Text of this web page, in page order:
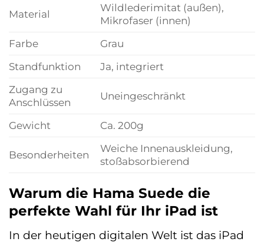
Material
Wildlederimitat (außen),
Mikrofaser (innen)
Farbe
Grau
Standfunktion
Ja, integriert
Zugang zu
Anschlüssen
Uneingeschränkt
Gewicht Ca. 200g
Besonderheiten
Weiche Innenauskleidung,
stoßabsorbierend
Warum die Hama Suede die
perfekte Wahl für Ihr iPad ist
In der heutigen digitalen Welt ist das iPad